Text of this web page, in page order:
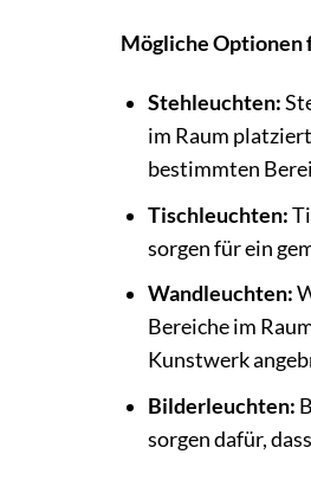
Mögliche Optionen
Stehleuchten:
im Raum
bestimmten
Tischleuchten:
sorgen für ein
Wandleuchten:
Bereiche im
Kunstwerk
Bilderleuchten:
sorgen dafür,